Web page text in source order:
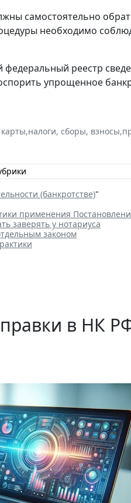
самостоятельно
необходимо
реестр
упрощенное
,налоги, сборы, взносы,
(банкротстве)"
применения
заверять у нотариуса
законом
в НК